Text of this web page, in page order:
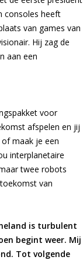
consoles heeft
van games van
Hij zag de
aan een
voor
afspelen en jij
maak je een
interplanetaire
twee robots
van
is turbulent
begint weer. Mij
Tot volgende